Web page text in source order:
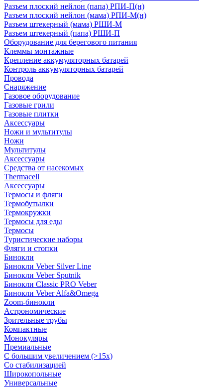
Разъем плоский нейлон (папа) РПИ-П(н)
Разъем плоский нейлон (мама) РПИ-М(н)
Разъем штекерный (мама) РШИ-М
Разъем штекерный (папа) РШИ-П
Оборудование для берегового питания
Клеммы монтажные
Крепление аккумуляторных батарей
Контроль аккумуляторных батарей
Провода
Снаряжение
Газовое оборудование
Газовые грили
Газовые плитки
Аксессуары
Ножи и мультитулы
Ножи
Мультитулы
Аксессуары
Средства от насекомых
Thermacell
Аксессуары
Термосы и фляги
Термобутылки
Термокружки
Термосы для еды
Термосы
Туристические наборы
Фляги и стопки
Бинокли
Бинокли Veber Silver Line
Бинокли Veber Sputnik
Бинокли Classic PRO Veber
Бинокли Veber Alfa&Omega
Zoom-бинокли
Астрономические
Зрительные трубы
Компактные
Монокуляры
Премиальные
С большим увеличением (>15x)
Со стабилизацией
Широкопольные
Универсальные